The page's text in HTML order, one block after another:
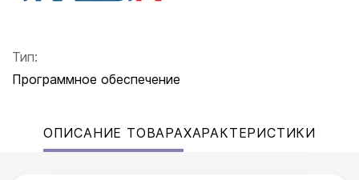
Тип:
Программное обеспечение
ОПИСАНИЕ ТОВАРАХАРАКТЕРИСТИКИ